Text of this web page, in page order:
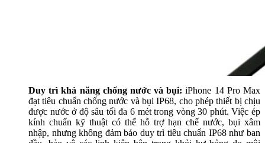
Duy trì khả năng chống nước và bụi: iPhone 14 Pro Max
đạt tiêu chuẩn chống nước và bụi IP68, cho phép thiết bị chịu
được nước ở độ sâu tối đa 6 mét trong vòng 30 phút. Việc ép
kính chuẩn kỹ thuật có thể hỗ trợ hạn chế nước, bụi xâm
nhập, nhưng không đảm bảo duy trì tiêu chuẩn IP68 như ban